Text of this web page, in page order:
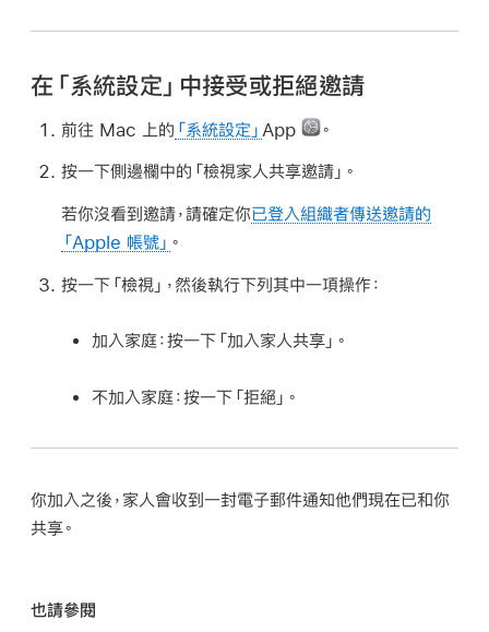
在「系統設定」中接受或拒絕邀請
前往 Mac 上的 「系統設定」 App 。
按一下側邊欄中的「檢視家人共享邀請」。
若你沒看到邀請，請確定你已登入組織者傳送邀請的
「Apple 帳號」 。
按一下「檢視」，然後執行下列其中一項操作：
加入家庭：按一下「加入家人共享」。
不加入家庭：按一下「拒絕」。
你加入之後，家人會收到一封電子郵件通知他們現在已和你
共享。
也請參閱